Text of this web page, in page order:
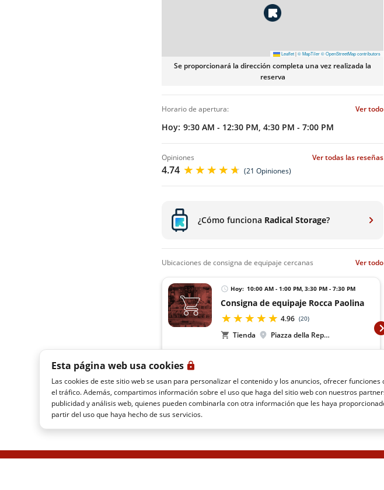
Esta página web usa cookies
Las cookies de este sitio web se usan para personalizar el contenido y los anuncios, ofrecer
el tráfico. Además, compartimos información sobre el uso que haga del sitio web con nuestros
publicidad y análisis web, quienes pueden combinarla con otra información que les haya
partir del uso que haya hecho de sus servicios.
Leaflet|© MapTiler© OpenStreetMap contributors
Se proporcionará la dirección completa una vez realizada la
reserva
horario de apertura: Ver todo
Hoy: 9:30 AM - 12:30 PM 4:30 PM - 7:00 PM
opiniones Ver todas las reseñas
4.74 (21 Opiniones)
¿Cómo funciona Radical Storage?
ubicaciones de consigna de equipaje cercanas Ver todo
Hoy: 10:00 AM - 1:00 PM, 3:30 PM - 7:30 PM
Consigna de equipaje Rocca Paolina
4.96 (20)
Tienda Piazza della Repubblica
1 minuto de Rocca Paolina